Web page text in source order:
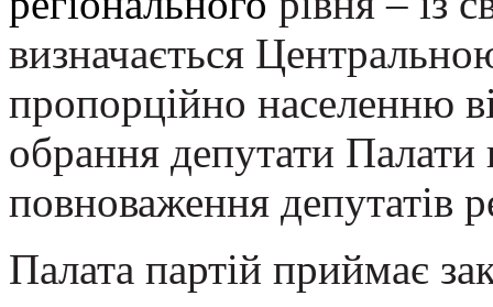
визначається
пропорційно населенню
обрання депутати Палати
повноваження депутатів
Палата партій приймає